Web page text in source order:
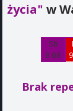
życia" w
Sb
8 08
Brak